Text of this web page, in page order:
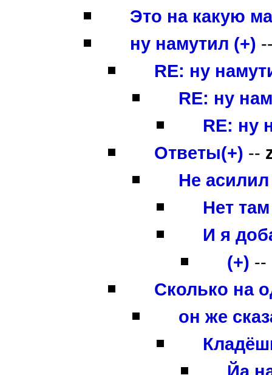
Это на какую
ну намутил (+)
RE: ну
RE: ну
RE: ну
Ответы(+) --
Не
Нет
И я
(+) --
Сколько на
он же
Йа